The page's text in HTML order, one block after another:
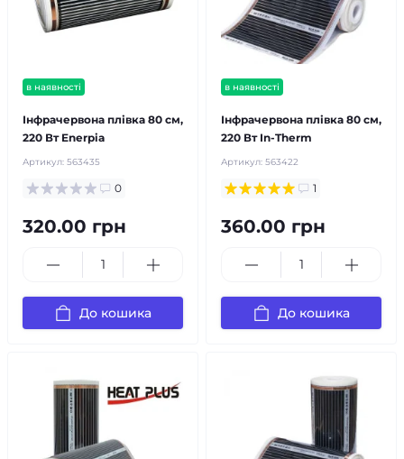
в наявності
Інфрачервона плівка 80 см,
220 Вт Enerpia
Артикул: 563435
0
320.00 грн
До кошика
в наявності
Інфрачервона плівка 80 см,
220 Вт In-Therm
Артикул: 563422
1
360.00 грн
До кошика